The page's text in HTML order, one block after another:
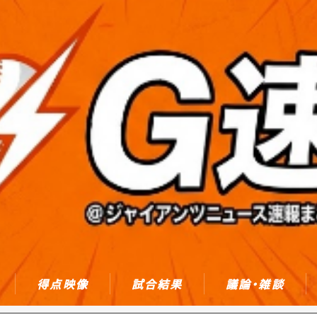
得点映像 試合結果 議論・雑談